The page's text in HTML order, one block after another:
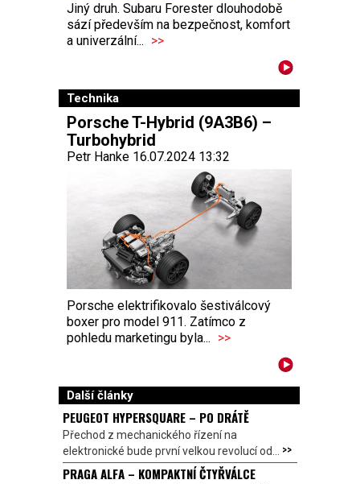
Jiný druh. Subaru Forester dlouhodobě
sází především na bezpečnost, komfort
a univerzální... >>
Technika
Porsche T-Hybrid (9A3B6) –
Turbohybrid
Petr Hanke 16.07.2024 13:32
Porsche elektrifikovalo šestiválcový
boxer pro model 911. Zatímco z
pohledu marketingu byla... >>
Další články
PEUGEOT HYPERSQUARE – PO DRÁTĚ
Přechod z mechanického řízení na
elektronické bude první velkou revolucí od... >>
PRAGA ALFA – KOMPAKTNÍ ČTYŘVÁLCE